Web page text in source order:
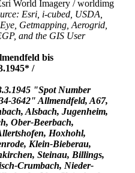
World Imagery / worldimg
Esri, i-cubed, USDA,
Getmapping, Aerogrid,
and the GIS User
bis
/
"Spot Number
3642" Allmendfeld, A67,
Alsbach, Jugenheim,
Ober-Beerbach,
Hoxhohl,
Klein-Bieberau,
Steinau, Billings,
Crumbach, Nieder-